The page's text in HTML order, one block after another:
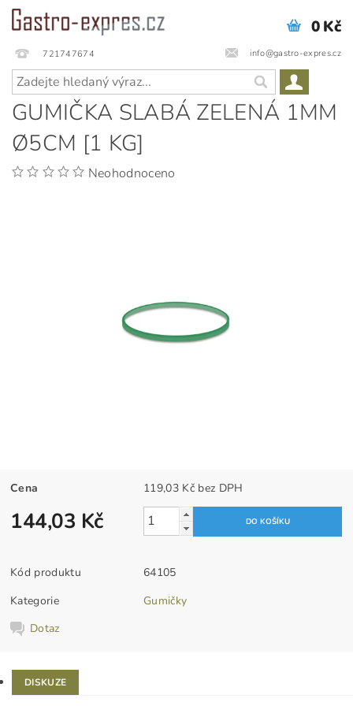
721747674 info@gastro-expres.cz
0 Kč
GUMIČKA SLABÁ ZELENÁ 1MM
Ø5CM [1 KG]
Neohodnoceno
Cena 119,03 Kč bez DPH
144,03 Kč
Kód produktu
64105
Kategorie
Gumičky
Dotaz
DISKUZE